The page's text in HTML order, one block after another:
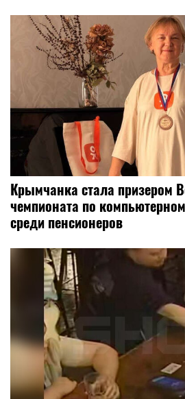
Крымчанка стала призером
чемпионата по
среди пенсионеров